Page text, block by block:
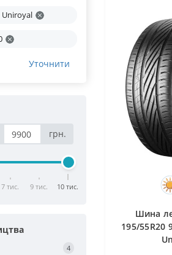
Uniroyal
Уточнити
грн.
7 тис. 9 тис. 10 тис.
4
Шина
195/55R20